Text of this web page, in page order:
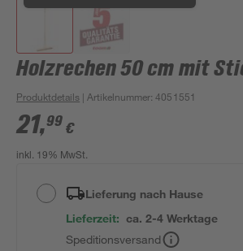
Holzrechen 50 cm mit
Produktdetails | Artikelnummer:4051551
21,99 €
inkl. 19% MwSt.
Lieferung nach Hause
Lieferzeit: ca. 2-4 Werktage
Speditionsversand